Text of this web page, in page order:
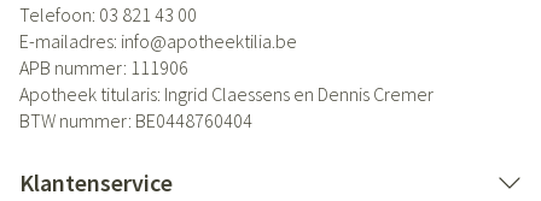
Telefoon: 03 821 43 00
E-mailadres: info@apotheektilia.be
APB nummer: 111906
Apotheek titularis: Ingrid Claessens en Dennis Cremer
BTW nummer: BE0448760404
Klantenservice